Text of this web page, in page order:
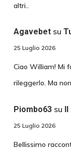
altri..
Agavebetsu
25 Luglio 2026
Ciao William! Mi
rileggerlo. Ma
Piombo63su Il
25 Luglio 2026
Bellissimo